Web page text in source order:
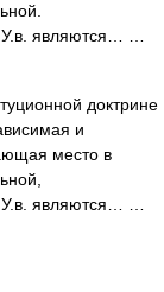
У.в. являются… …
доктрине
и
место в
У.в. являются… …